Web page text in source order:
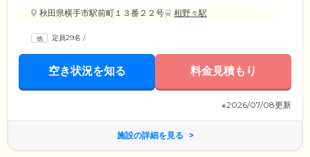
秋田県横手市駅前町１３番２２号 相野々駅
定員29名 /
空き状況を知る 料金見積もり
※2026/07/08更新
施設の詳細を見る